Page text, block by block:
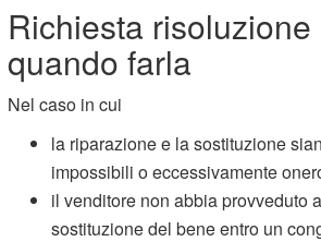
Richiesta risoluzione
quando farla
Nel caso in cui
la riparazione e la sostituzione
impossibili o eccessivamente
il venditore non abbia provveduto
sostituzione del bene entro un